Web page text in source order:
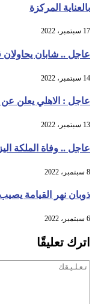
بالعناية المركزة
17 سبتمبر، 2022
عاجل .. شابان يحاولان
14 سبتمبر، 2022
عاجل : الاهلي يعلن عن
13 سبتمبر، 2022
عاجل .. وفاة الملكة
8 سبتمبر، 2022
ذوبان نهر القيامة
6 سبتمبر، 2022
اترك تعليقًا